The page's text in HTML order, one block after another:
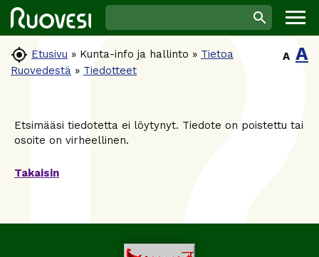
 Etusivu » Kunta-info ja hallinto » Tietoa
Ruovedestä » Tiedotteet
A A
Etsimääsi tiedotetta ei löytynyt. Tiedote on poistettu tai
osoite on virheellinen.
Takaisin